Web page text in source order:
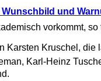
und
vorkommt,
Kruschel,
Karl-Heinz